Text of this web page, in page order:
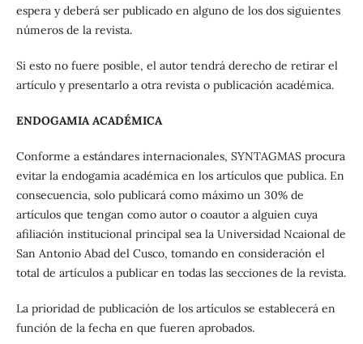
espera y deberá ser publicado en alguno de los dos siguientes
números de la revista.
Si esto no fuere posible, el autor tendrá derecho de retirar el
artículo y presentarlo a otra revista o publicación académica.
ENDOGAMIA ACADÉMICA
Conforme a estándares internacionales, SYNTAGMAS procura
evitar la endogamia académica en los artículos que publica. En
consecuencia, solo publicará como máximo un 30% de
artículos que tengan como autor o coautor a alguien cuya
afiliación institucional principal sea la Universidad Ncaional de
San Antonio Abad del Cusco, tomando en consideración el
total de artículos a publicar en todas las secciones de la revista.
La prioridad de publicación de los artículos se establecerá en
función de la fecha en que fueren aprobados.